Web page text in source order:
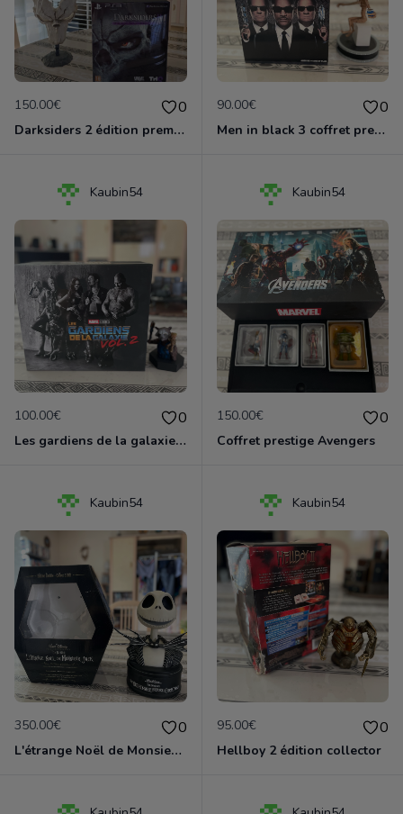
150.00€ 0
Darksiders 2 édition premium PS3
90.00€ 0
Men in black 3 coffret prestige
Kaubin54
100.00€ 0
Les gardiens de la galaxie vol.2 coffret collector
Kaubin54
150.00€ 0
Coffret prestige Avengers
Kaubin54
350.00€ 0
L'étrange Noël de Monsieur Jack
Kaubin54
95.00€ 0
Hellboy 2 édition collector